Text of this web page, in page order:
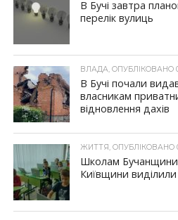
В Бучі завтра
перелік вулиць
ВЛАДА, ОПУБЛІКОВАНО
В Бучі почали
власникам
відновлення дахів
ЖИТТЯ, ОПУБЛІКОВАНО
Школам
Київщини виділили